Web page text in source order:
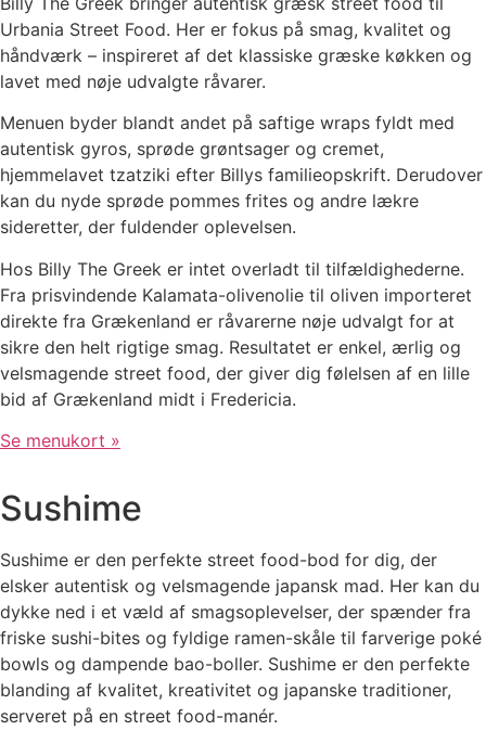
Urbania Street Food. Her er fokus på smag, kvalitet og
håndværk – inspireret af det klassiske græske køkken og
lavet med nøje udvalgte råvarer.
Menuen byder blandt andet på saftige wraps fyldt med
autentisk gyros, sprøde grøntsager og cremet,
hjemmelavet tzatziki efter Billys familieopskrift. Derudover
kan du nyde sprøde pommes frites og andre lækre
sideretter, der fuldender oplevelsen.
Hos Billy The Greek er intet overladt til tilfældighederne.
Fra prisvindende Kalamata-olivenolie til oliven importeret
direkte fra Grækenland er råvarerne nøje udvalgt for at
sikre den helt rigtige smag. Resultatet er enkel, ærlig og
velsmagende street food, der giver dig følelsen af en lille
bid af Grækenland midt i Fredericia.
Se menukort »
Sushime
Sushime er den perfekte street food-bod for dig, der
elsker autentisk og velsmagende japansk mad. Her kan du
dykke ned i et væld af smagsoplevelser, der spænder fra
friske sushi-bites og fyldige ramen-skåle til farverige poké
bowls og dampende bao-boller. Sushime er den perfekte
blanding af kvalitet, kreativitet og japanske traditioner,
serveret på en street food-manér.